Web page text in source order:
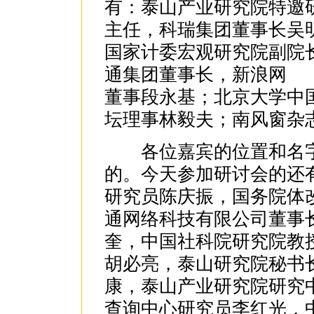
有：泰山产业研究院特邀
主任，科瑞集团董事长吴
国家计委宏观研究院副
通集团董事长，新浪网
董事段永基；北京大学中
坛理事林毅夫；南风窗杂
各位嘉宾的位置和名
的。今天参加研讨会的还
研究员陈庆振，国务院体
通网络科技有限公司董事
奎，中国社科院研究院教
胡必亮，泰山研究院秘书
康，泰山产业研究院研
查询中心研究员李红光，